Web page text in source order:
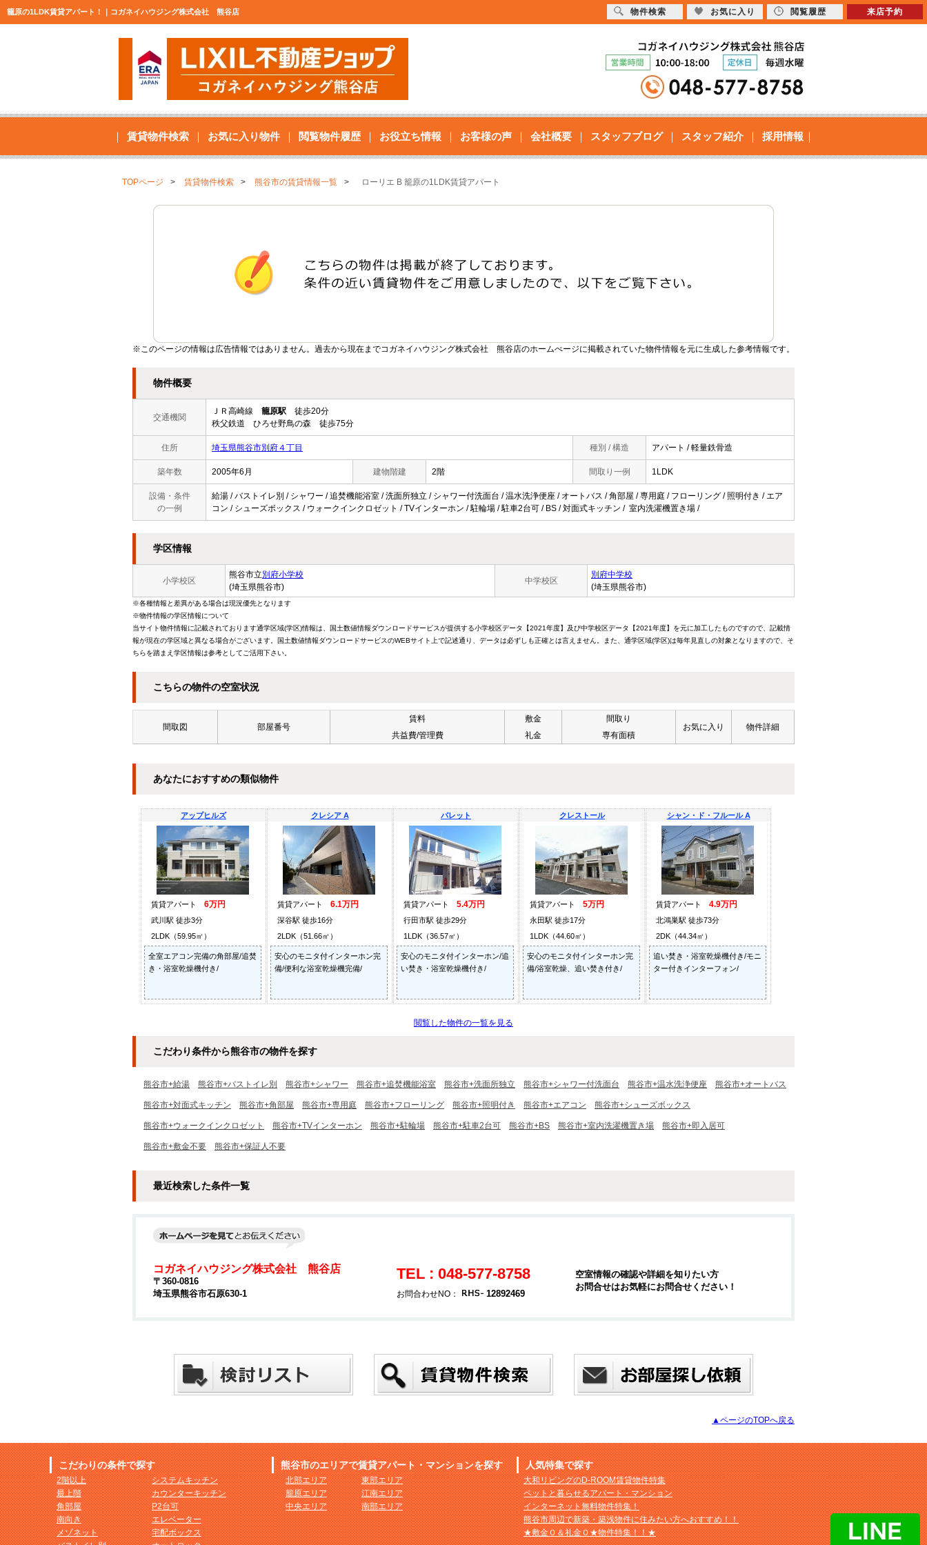
籠原の1LDK賃貸アパート！｜コガネイハウジング株式会社 熊谷店
賃貸物件検索 お気に入り物件 閲覧物件履歴 お役立ち情報 お客様の声 会社概要 スタッフブログ スタッフ紹介 採用情報
TOPページ 賃貸物件検索 熊谷市の賃貸情報一覧 ローリエ B 籠原の1LDK賃貸アパート
※このページの情報は広告情報ではありません。過去から現在までコガネイハウジング株式会社 熊谷店のホームぺージに掲載されていた物件情報を元に生成した参考情報です。
物件概要
交通機関
ＪＲ高崎線 籠原駅 徒歩20分
秩父鉄道 ひろせ野鳥の森 徒歩75分
住所 埼玉県熊谷市別府４丁目 種別 / 構造 アパート / 軽量鉄骨造
築年数 2005年6月 建物階建 2階 間取り一例 1LDK
設備・条件
の一例
給湯 / バストイレ別 / シャワー / 追焚機能浴室 / 洗面所独立 / シャワー付洗面台 / 温水洗浄便座 / オートバス / 角部屋 / 専用庭 / フローリング / 照明付き / エア
コン / シューズボックス / ウォークインクロゼット / TVインターホン / 駐輪場 / 駐車2台可 / BS / 対面式キッチン / 室内洗濯機置き場 /
学区情報
小学校区
熊谷市立別府小学校
(埼玉県熊谷市)
中学校区
別府中学校
(埼玉県熊谷市)
※各種情報と差異がある場合は現況優先となります
※物件情報の学区情報について
当サイト物件情報に記載されております通学区域(学区)情報は、国土数値情報ダウンロードサービスが提供する小学校区データ【2021年度】及び中学校区データ【2021年度】を元に加工したものですので、記載情
報が現在の学区域と異なる場合がございます。国土数値情報ダウンロードサービスのWEBサイト上で記述通り、データは必ずしも正確とは言えません。また、通学区域(学区)は毎年見直しの対象となりますので、そ
ちらを踏まえ学区情報は参考としてご活用下さい。
こちらの物件の空室状況
間取図 部屋番号
賃料
共益費/管理費
敷金
礼金
間取り
専有面積
お気に入り 物件詳細
あなたにおすすめの類似物件
アップヒルズ
賃貸アパート 6万円
武川駅 徒歩3分
2LDK（59.95㎡）
全室エアコン完備の角部屋/追焚
き・浴室乾燥機付き/
クレシア A
賃貸アパート 6.1万円
深谷駅 徒歩16分
2LDK（51.66㎡）
安心のモニタ付インターホン完
備/便利な浴室乾燥機完備/
パレット
賃貸アパート 5.4万円
行田市駅 徒歩29分
1LDK（36.57㎡）
安心のモニタ付インターホン/追
い焚き・浴室乾燥機付き/
クレストール
賃貸アパート 5万円
永田駅 徒歩17分
1LDK（44.60㎡）
安心のモニタ付インターホン完
備/浴室乾燥、追い焚き付き/
シャン・ド・フルール A
賃貸アパート 4.9万円
北鴻巣駅 徒歩73分
2DK（44.34㎡）
追い焚き・浴室乾燥機付き/モニ
ター付きインターフォン/
閲覧した物件の一覧を見る
こだわり条件から熊谷市の物件を探す
熊谷市+給湯 熊谷市+バストイレ別 熊谷市+シャワー 熊谷市+追焚機能浴室 熊谷市+洗面所独立 熊谷市+シャワー付洗面台 熊谷市+温水洗浄便座 熊谷市+オートバス
熊谷市+対面式キッチン 熊谷市+角部屋 熊谷市+専用庭 熊谷市+フローリング 熊谷市+照明付き 熊谷市+エアコン 熊谷市+シューズボックス
熊谷市+ウォークインクロゼット 熊谷市+TVインターホン 熊谷市+駐輪場 熊谷市+駐車2台可 熊谷市+BS 熊谷市+室内洗濯機置き場 熊谷市+即入居可
熊谷市+敷金不要 熊谷市+保証人不要
最近検索した条件一覧
コガネイハウジング株式会社 熊谷店
〒360-0816
埼玉県熊谷市石原630-1
TEL : 048-577-8758
お問合わせNO： 12892469
空室情報の確認や詳細を知りたい方
お問合せはお気軽にお問合せください！
▲ページのTOPへ戻る
こだわりの条件で探す
2階以上
最上階
角部屋
南向き
メゾネット
システムキッチン
カウンターキッチン
P2台可
エレベーター
宅配ボックス
熊谷市のエリアで賃貸アパート・マンションを探す
北部エリア
籠原エリア
中央エリア
東部エリア
江南エリア
南部エリア
人気特集で探す
大和リビングのD-ROOM賃貸物件特集
ペットと暮らせるアパート・マンション
インターネット無料物件特集！
熊谷市周辺で新築・築浅物件に住みたい方へおすすめ！！
★敷金０＆礼金０★物件特集！！★
物件検索 お気に入り 閲覧履歴 来店予約